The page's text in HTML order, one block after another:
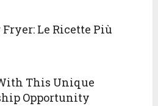
Le Ricette Più
This Unique
Opportunity